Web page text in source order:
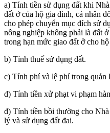
a) Tính tiền sử dụng đất khi
đất ở của hộ gia đình, cá nhân
cho phép chuyển mục đích sử
nông nghiệp không phải là đất
trong hạn mức giao đất ở cho
b) Tính thuế sử dụng đất.
c) Tính phí và lệ phí trong quản
d) Tính tiền xử phạt vi phạm
đ) Tính tiền bồi thường cho
lý và sử dụng đất đai.